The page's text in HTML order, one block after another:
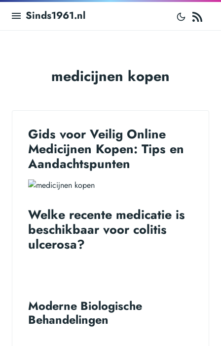
Sinds1961.nl
medicijnen kopen
Gids voor Veilig Online
Medicijnen Kopen: Tips en
Aandachtspunten
Welke recente medicatie is
beschikbaar voor colitis
ulcerosa?
Moderne Biologische
Behandelingen